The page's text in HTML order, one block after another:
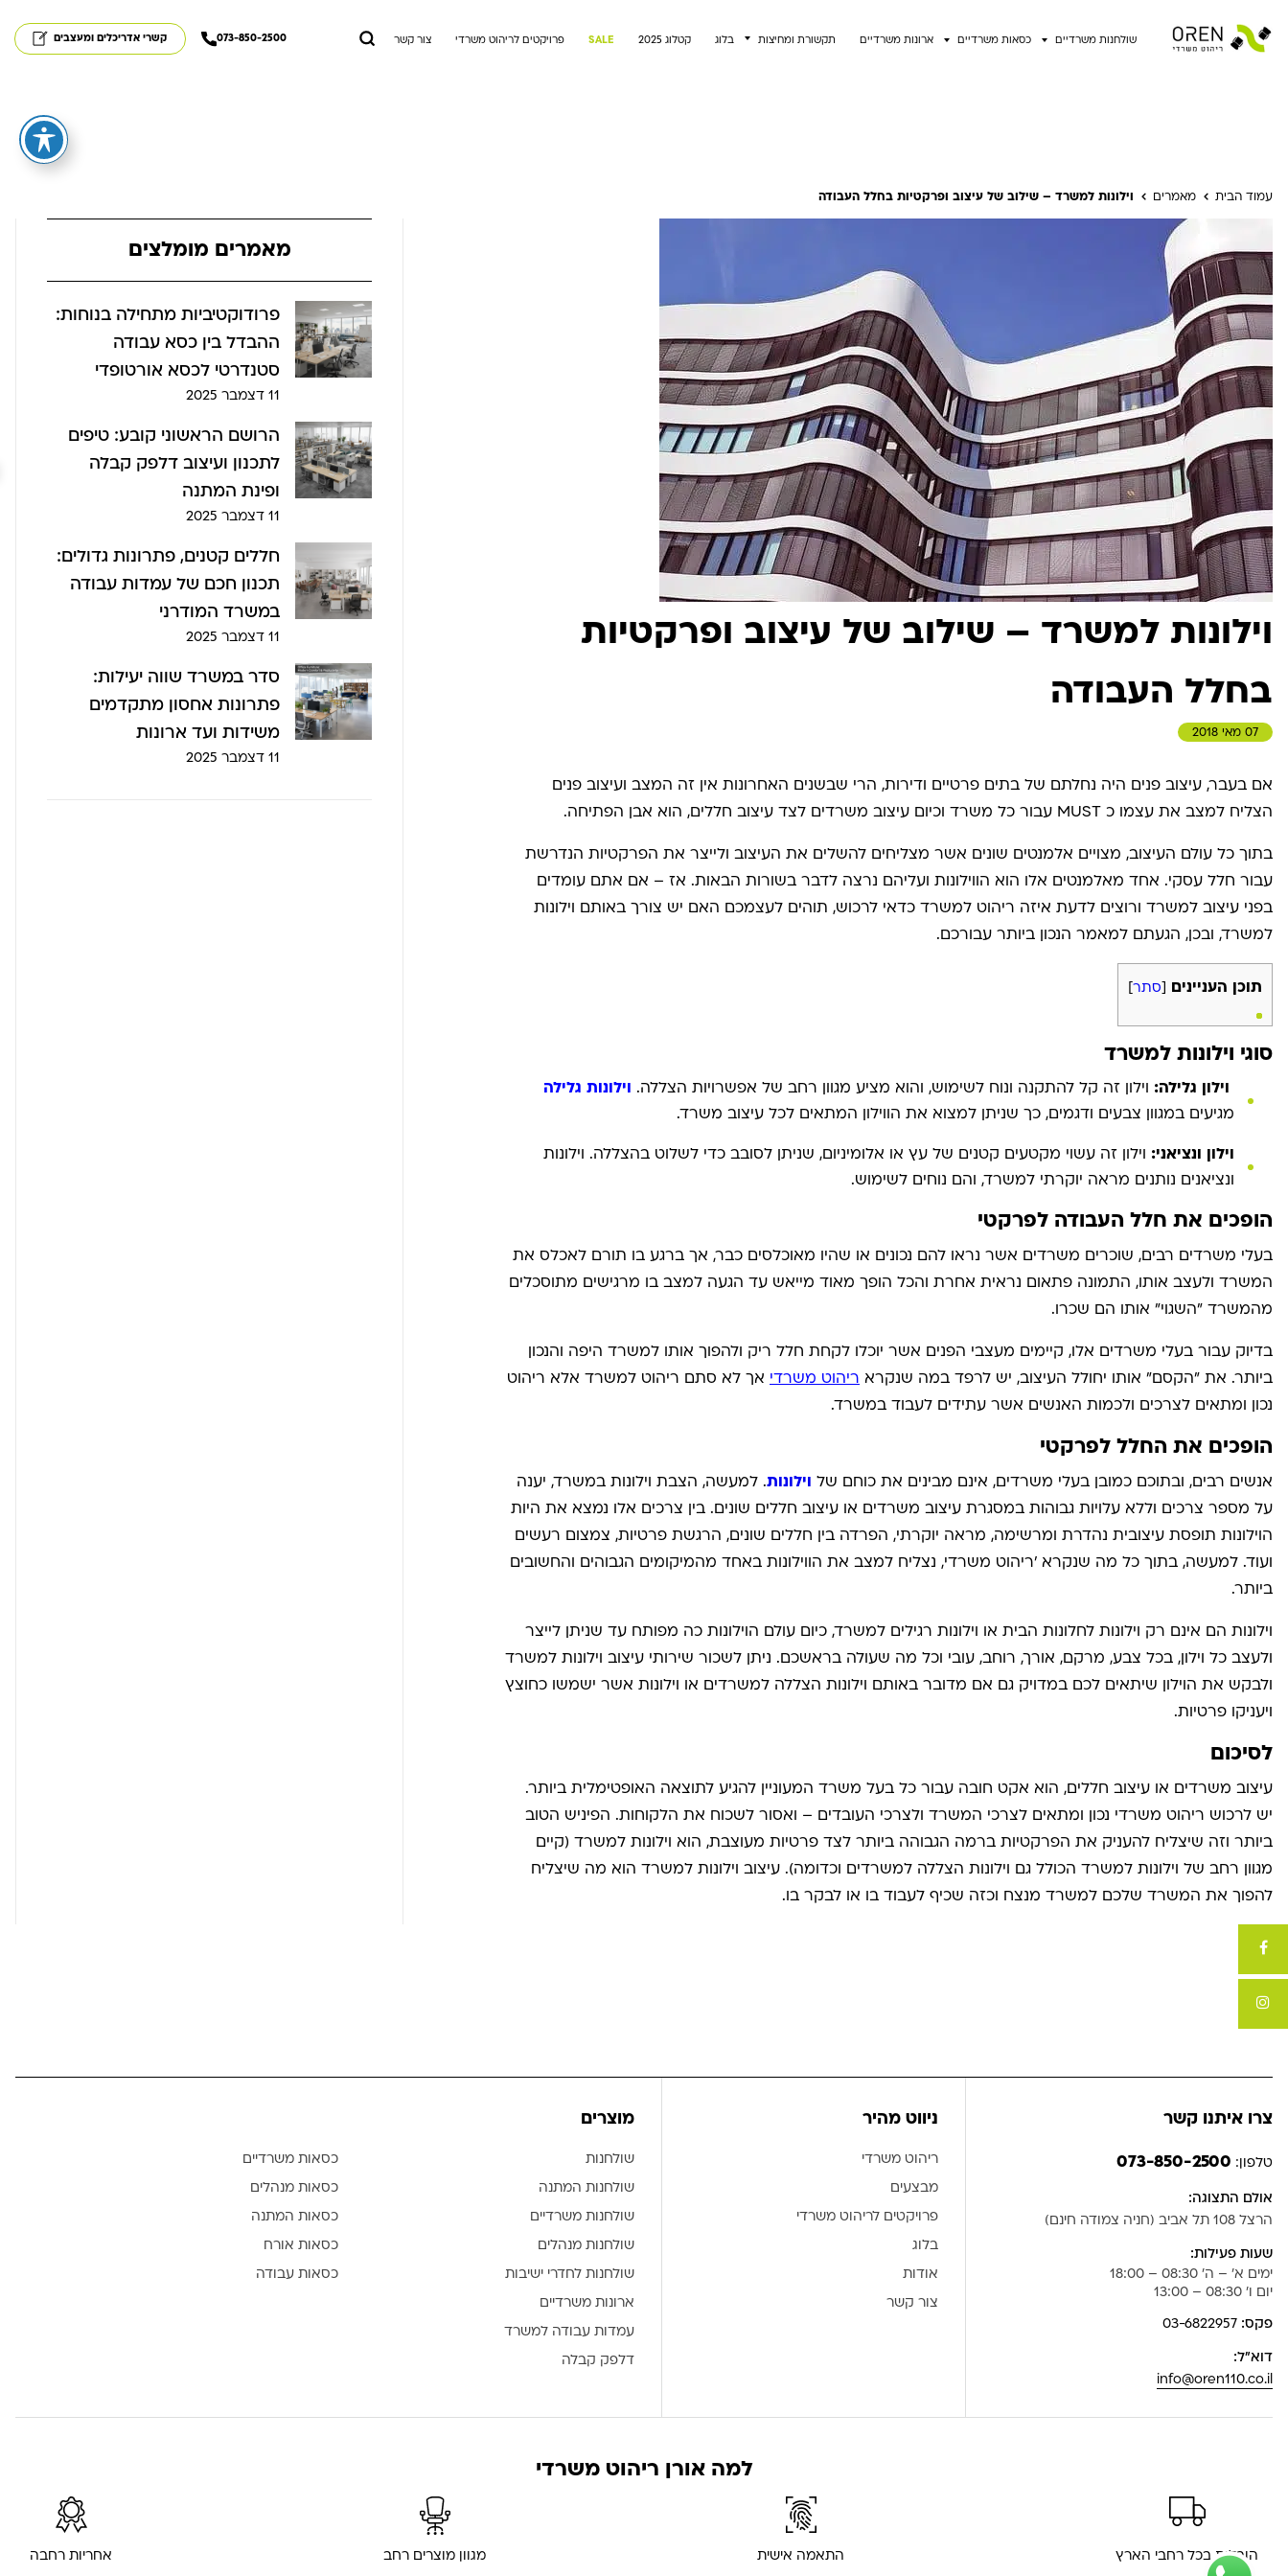
שולחנות משרדיים כסאות משרדיים ארונות משרדיים תקשורת ומחיצות בלוג קטלוג 2025 SALE פרויקטים לריהוט משרדי צור קשר קשרי אדריכלים ומעצבים 073-850-2500
עמוד הבית מאמרים וילונות למשרד – שילוב של עיצוב ופרקטיות בחלל העבודה
וילונות למשרד – שילוב של עיצוב ופרקטיות
בחלל העבודה
07 מאי 2018
אם בעבר, עיצוב פנים היה נחלתם של בתים פרטיים ודירות, הרי שבשנים האחרונות אין זה המצב ועיצוב פנים
הצליח למצב את עצמו כ MUST עבור כל משרד וכיום עיצוב משרדים לצד עיצוב חללים, הוא אבן הפתיחה.
בתוך כל עולם העיצוב, מצויים אלמנטים שונים אשר מצליחים להשלים את העיצוב ולייצר את הפרקטיות הנדרשת
עבור חלל עסקי. אחד מאלמנטים אלו הוא הווילונות ועליהם נרצה לדבר בשורות הבאות. אז – אם אתם עומדים
בפני עיצוב למשרד ורוצים לדעת איזה ריהוט למשרד כדאי לרכוש, תוהים לעצמכם האם יש צורך באותם וילונות
למשרד, ובכן, הגעתם למאמר הנכון ביותר עבורכם.
תוכן העניינים [סתר]
סוגי וילונות למשרד
וילון גלילה: וילון זה קל להתקנה ונוח לשימוש, והוא מציע מגוון רחב של אפשרויות הצללה. וילונות גלילה
מגיעים במגוון צבעים ודגמים, כך שניתן למצוא את הווילון המתאים לכל עיצוב משרד.
וילון ונציאני: וילון זה עשוי מקטעים קטנים של עץ או אלומיניום, שניתן לסובב כדי לשלוט בהצללה. וילונות
ונציאנים נותנים מראה יוקרתי למשרד, והם נוחים לשימוש.
הופכים את חלל העבודה לפרקטי
בעלי משרדים רבים, שוכרים משרדים אשר נראו להם נכונים או שהיו מאוכלסים כבר, אך ברגע בו תורם לאכלס את
המשרד ולעצב אותו, התמונה פתאום נראית אחרת והכל הופך מאוד מייאש עד הגעה למצב בו מרגישים מתוסכלים
מהמשרד "השגוי" אותו הם שכרו.
בדיוק עבור בעלי משרדים אלו, קיימים מעצבי הפנים אשר יוכלו לקחת חלל ריק ולהפוך אותו למשרד היפה והנכון
ביותר. את "הקסם" אותו יחולל העיצוב, יש לרפד במה שנקרא ריהוט משרדי אך לא סתם ריהוט למשרד אלא ריהוט
נכון ומתאים לצרכים ולכמות האנשים אשר עתידים לעבוד במשרד.
הופכים את החלל לפרקטי
אנשים רבים, ובתוכם כמובן בעלי משרדים, אינם מבינים את כוחם של וילונות. למעשה, הצבת וילונות במשרד, יענה
על מספר צרכים וללא עלויות גבוהות במסגרת עיצוב משרדים או עיצוב חללים שונים. בין צרכים אלו נמצא את היות
הוילונות תופסת עיצובית נהדרת ומרשימה, מראה יוקרתי, הפרדה בין חללים שונים, הרגשת פרטיות, צמצום רעשים
ועוד. למעשה, בתוך כל מה שנקרא 'ריהוט משרדי, נצליח למצב את הווילונות באחד מהמיקומים הגבוהים והחשובים
ביותר.
וילונות הם אינם רק וילונות לחלונות הבית או וילונות רגילים למשרד, כיום עולם הוילונות כה מפותח עד שניתן לייצר
ולעצב כל וילון, בכל צבע, מרקם, אורך, רוחב, עובי וכל מה שעולה בראשכם. ניתן לשכור שירותי עיצוב וילונות למשרד
ולבקש את הוילון שיתאים לכם במדויק גם אם מדובר באותם וילונות הצללה למשרדים או וילונות אשר ישמשו כחוצץ
ויעניקו פרטיות.
לסיכום
עיצוב משרדים או עיצוב חללים, הוא אקט חובה עבור כל בעל משרד המעוניין להגיע לתוצאה האופטימלית ביותר.
יש לרכוש ריהוט משרדי נכון ומתאים לצרכי המשרד ולצרכי העובדים – ואסור לשכוח את הלקוחות. הפיניש הטוב
ביותר וזה שיצליח להעניק את הפרקטיות ברמה הגבוהה ביותר לצד פרטיות מעוצבת, הוא וילונות למשרד (קיים
מגוון רחב של וילונות למשרד הכולל גם וילונות הצללה למשרדים וכדומה). עיצוב וילונות למשרד הוא מה שיצליח
להפוך את המשרד שלכם למשרד מנצח וכזה שכיף לעבוד בו או לבקר בו.
מאמרים מומלצים
פרודוקטיביות מתחילה בנוחות:
ההבדל בין כסא עבודה
סטנדרטי לכסא אורטופדי
11 דצמבר 2025
הרושם הראשוני קובע: טיפים
לתכנון ועיצוב דלפק קבלה
ופינת המתנה
11 דצמבר 2025
חללים קטנים, פתרונות גדולים:
תכנון חכם של עמדות עבודה
במשרד המודרני
11 דצמבר 2025
סדר במשרד שווה יעילות:
פתרונות אחסון מתקדמים
משידות ועד ארונות
11 דצמבר 2025
צרו איתנו קשר
טלפון: 073-850-2500
אולם התצוגה:
הרצל 108 תל אביב (חניה צמודה חינם)
שעות פעילות:
ימים א' – ה' 08:30 – 18:00
יום ו' 08:30 – 13:00
פקס: 03-6822957
דוא”ל:
info@oren110.co.il
ניווט מהיר
ריהוט משרדי
מבצעים
פרויקטים לריהוט משרדי
בלוג
אודות
צור קשר
מוצרים
שולחנות
שולחנות המתנה
שולחנות משרדיים
שולחנות מנהלים
שולחנות לחדרי ישיבות
ארונות משרדיים
עמדות עבודה למשרד
דלפק קבלה
כסאות משרדיים
כסאות מנהלים
כסאות המתנה
כסאות אורח
כסאות עבודה
למה אורן ריהוט משרדי
הובלות בכל רחבי הארץ התאמה אישית מגוון מוצרים רחב אחריות רחבה